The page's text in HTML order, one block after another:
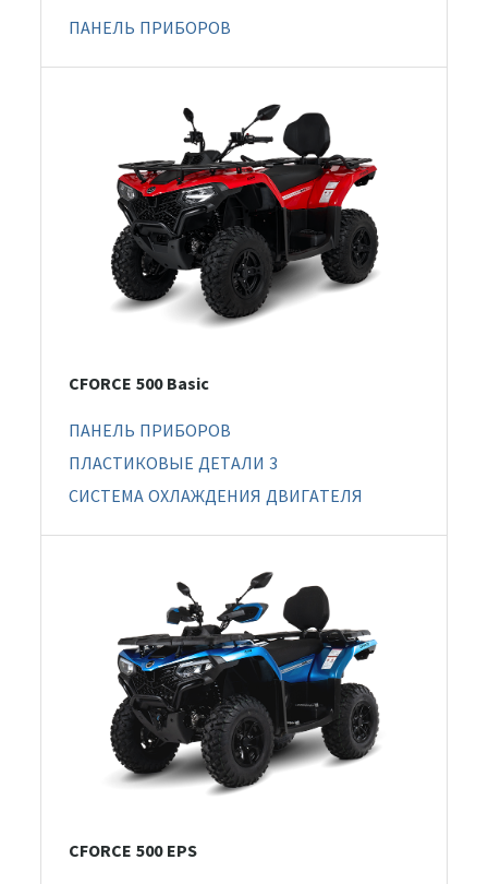
ПАНЕЛЬ ПРИБОРОВ
CFORCE 500 Basic
ПАНЕЛЬ ПРИБОРОВ
ПЛАСТИКОВЫЕ ДЕТАЛИ 3
СИСТЕМА ОХЛАЖДЕНИЯ ДВИГАТЕЛЯ
CFORCE 500 EPS